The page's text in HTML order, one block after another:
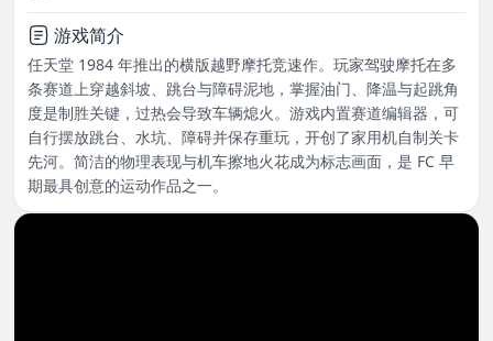
游戏简介
任天堂 1984 年推出的横版越野摩托竞速作。玩家驾驶摩托在多
条赛道上穿越斜坡、跳台与障碍泥地，掌握油门、降温与起跳角
度是制胜关键，过热会导致车辆熄火。游戏内置赛道编辑器，可
自行摆放跳台、水坑、障碍并保存重玩，开创了家用机自制关卡
先河。简洁的物理表现与机车擦地火花成为标志画面，是 FC 早
期最具创意的运动作品之一。